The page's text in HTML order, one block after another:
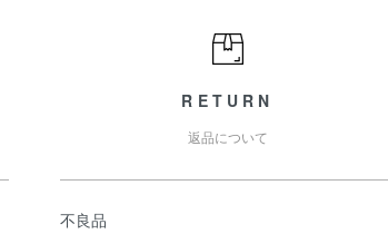
RETURN
返品について
不良品